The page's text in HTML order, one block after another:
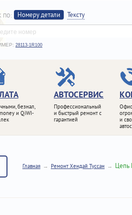
ПО: Номеру детали Тексту
28113-1R100
безнал,
и QiWI-
АВТОСЕРВИС
Профессиональный
и быстрый ремонт с
гарантией
и
Главная Ремонт Хендай Туссан Цепь